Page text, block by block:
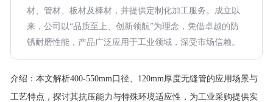
材、管材、板材及棒材，并提供定制化加工服务。成立以
来，公司以“品质至上、创新领航”为理念，凭借卓越的防
锈耐磨性能，产品广泛应用于工业领域，深受市场信赖。
介绍： 本文解析400-550mm口径、120mm厚度无缝管的应用场景与
工艺特点，探讨其抗压能力与特殊环境适应性，为工业采购提供实